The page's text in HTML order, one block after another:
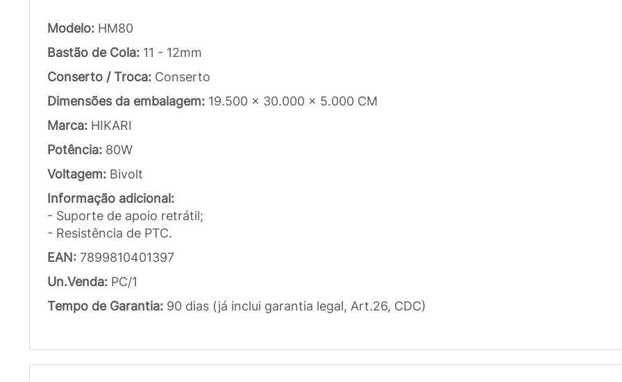
Modelo: HM80
Bastão de Cola: 11 - 12mm
Conserto / Troca: Conserto
Dimensões da embalagem: 19.500 x 30.000 x 5.000 CM
Marca: HIKARI
Potência: 80W
Voltagem: Bivolt
Informação adicional:
- Suporte de apoio retrátil;
- Resistência de PTC.
EAN: 7899810401397
Un.Venda: PC/1
Tempo de Garantia: 90 dias (já inclui garantia legal, Art.26, CDC)